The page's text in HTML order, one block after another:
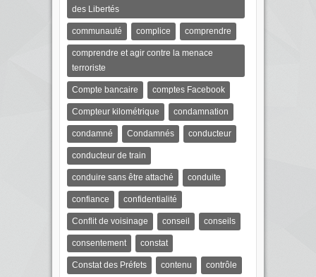
des Libertés
communauté complice comprendre
comprendre et agir contre la menace
terroriste
Compte bancaire comptes Facebook
Compteur kilométrique condamnation
condamné Condamnés conducteur
conducteur de train
conduire sans être attaché conduite
confiance confidentialité
Conflit de voisinage conseil conseils
consentement constat
Constat des Préfets contenu contrôle